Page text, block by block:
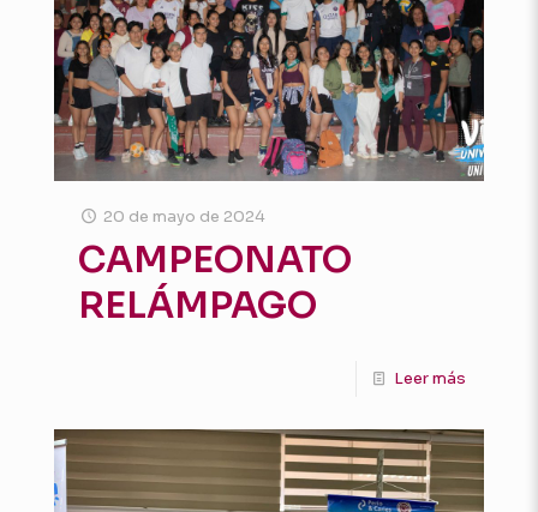
20 de mayo de 2024
CAMPEONATO
RELÁMPAGO
Leer más